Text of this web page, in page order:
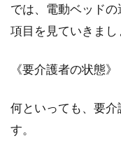
では、電動ベッド
項目を見ていきまし
《要介護者の状態》
何といっても、要
す。